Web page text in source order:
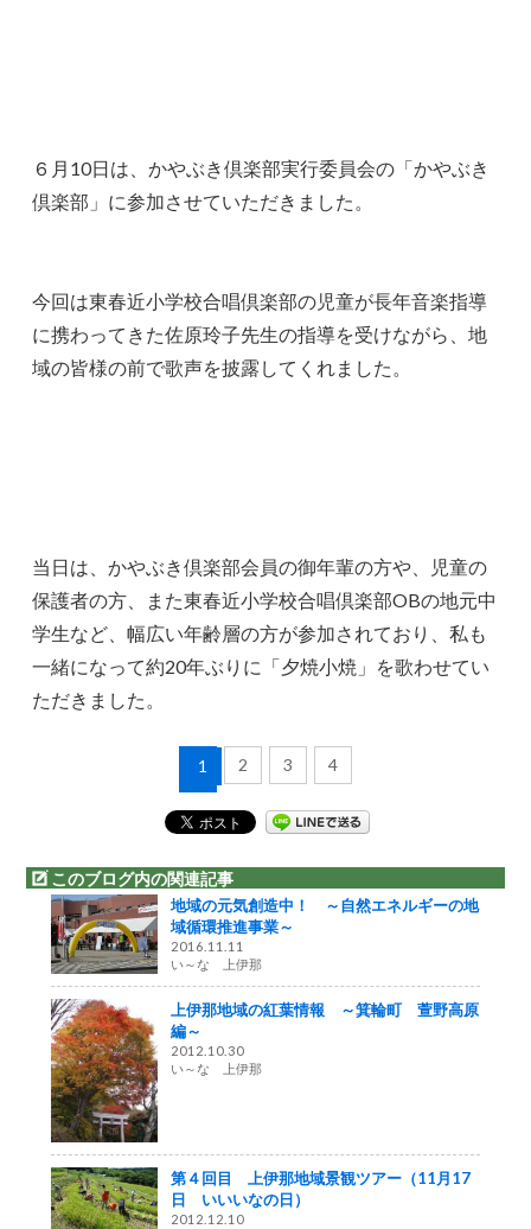
６月10日は、かやぶき倶楽部実行委員会の「かやぶき
倶楽部」に参加させていただきました。
今回は東春近小学校合唱倶楽部の児童が長年音楽指導
に携わってきた佐原玲子先生の指導を受けながら、地
域の皆様の前で歌声を披露してくれました。
当日は、かやぶき倶楽部会員の御年輩の方や、児童の
保護者の方、また東春近小学校合唱倶楽部OBの地元中
学生など、幅広い年齢層の方が参加されており、私も
一緒になって約20年ぶりに「夕焼小焼」を歌わせてい
ただきました。
1 2 3 4
このブログ内の関連記事
地域の元気創造中！ ～自然エネルギーの地
域循環推進事業～
2016.11.11
い～な 上伊那
上伊那地域の紅葉情報 ～箕輪町 萱野高原
編～
2012.10.30
い～な 上伊那
第４回目 上伊那地域景観ツアー（11月17
日 いいいなの日）
2012.12.10